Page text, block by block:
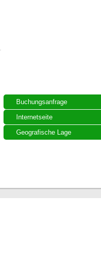
Buchungsanfrage
Internetseite
Geografische Lage